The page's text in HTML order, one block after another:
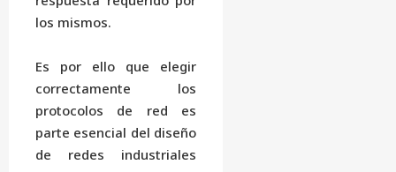
los mismos.
Es por ello que elegir
correctamente los
protocolos de red es
parte esencial del diseño
de redes industriales